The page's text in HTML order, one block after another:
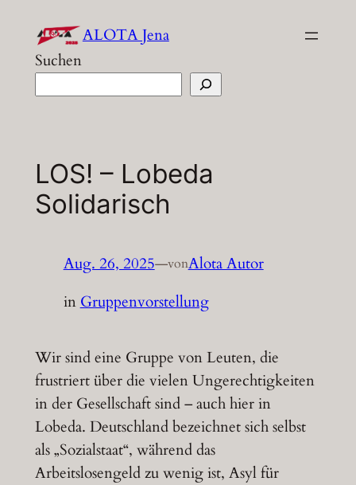
Inhalt
springen
ALOTA Jena
Suchen
LOS! – Lobeda
Solidarisch
Aug. 26, 2025—vonAlota Autor
in Gruppenvorstellung
Wir sind eine Gruppe von Leuten, die
frustriert über die vielen Ungerechtigkeiten
in der Gesellschaft sind – auch hier in
Lobeda. Deutschland bezeichnet sich selbst
als „Sozialstaat“, während das
Arbeitslosengeld zu wenig ist, Asyl für